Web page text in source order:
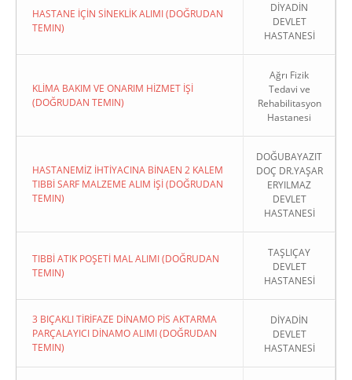
HASTANE İÇİN SİNEKLİK ALIMI (DOĞRUDAN
TEMIN)
DİYADİN
DEVLET
HASTANESİ
KLİMA BAKIM VE ONARIM HİZMET İŞİ
(DOĞRUDAN TEMIN)
Ağrı Fizik
Tedavi ve
Rehabilitasyon
Hastanesi
HASTANEMİZ İHTİYACINA BİNAEN 2 KALEM
TIBBİ SARF MALZEME ALIM İŞİ (DOĞRUDAN
TEMIN)
DOĞUBAYAZIT
DOÇ DR.YAŞAR
ERYILMAZ
DEVLET
HASTANESİ
TIBBİ ATIK POŞETİ MAL ALIMI (DOĞRUDAN
TEMIN)
TAŞLIÇAY
DEVLET
HASTANESİ
3 BIÇAKLI TİRİFAZE DİNAMO PİS AKTARMA
PARÇALAYICI DİNAMO ALIMI (DOĞRUDAN
TEMIN)
DİYADİN
DEVLET
HASTANESİ